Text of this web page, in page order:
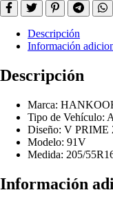
Descripción
Información
Descripción
Marca:
Tipo de Vehículo:
Diseño: V PRIME
Modelo: 91V
Medida: 205/
Información